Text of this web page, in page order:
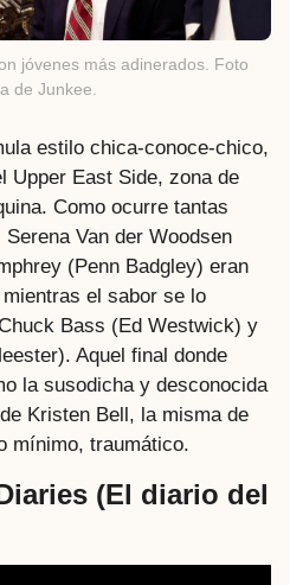
jóvenes más adinerados. Foto
de Junkee.
estilo chica-conoce-chico,
Upper East Side, zona de
Como ocurre tantas
Van der Woodsen
(Penn Badgley) eran
el sabor se lo
Bass (Ed Westwick) y
Aquel final donde
la susodicha y desconocida
Kristen Bell, la misma de
mínimo, traumático.
(El diario del